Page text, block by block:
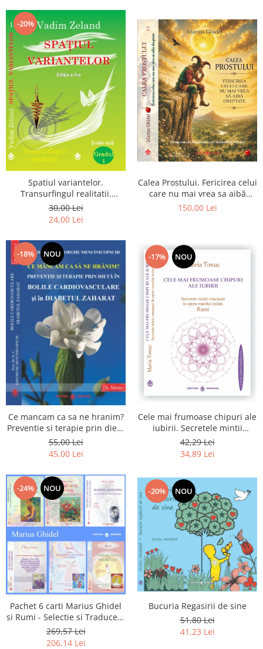
-20%
Spatiul variantelor.
Transurfingul realitatii.
Gradul 1. Cum sa ne
dezvoltam intuitia si sa ne
30,00 Lei
24,00 Lei
Calea Prostului. Fericirea celui
care nu mai vrea sa aibă
dreptate - Intoarcerea la
150,00 Lei
-18% NOU
Ce mancam ca sa ne hranim?
Preventie si terapie prin dieta
in bolile cardiovasculare si in
diabetul zaharat
55,00 Lei
45,00 Lei
-17% NOU
Cele mai frumoase chipuri ale
iubirii. Secretele mintii
omenesti in opera marelui
initiat, Rumi
42,29 Lei
34,89 Lei
-24% NOU
Pachet 6 carti Marius Ghidel
si Rumi - Selectie si Traducere
de Marius Ghidel
269,57 Lei
206,14 Lei
-20% NOU
Bucuria Regasirii de sine
51,80 Lei
41,23 Lei